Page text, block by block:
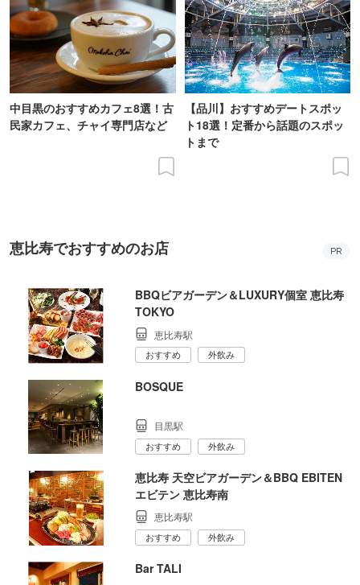
中目黒のおすすめカフェ8選！古
民家カフェ、チャイ専門店など
【品川】おすすめデートスポッ
ト18選！定番から話題のスポッ
トまで
恵比寿でおすすめのお店 PR
BBQビアガーデン＆LUXURY個室 恵比寿
TOKYO
恵比寿駅
おすすめ 外飲み
BOSQUE
目黒駅
おすすめ 外飲み
恵比寿 天空ビアガーデン＆BBQ EBITEN
エビテン 恵比寿南
恵比寿駅
おすすめ 外飲み
Bar TALI